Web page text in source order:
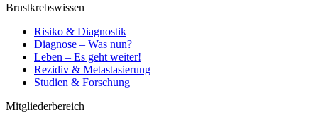
Brustkrebswissen
Risiko & Diagnostik
Diagnose – Was nun?
Leben – Es geht weiter!
Rezidiv & Metastasierung
Studien & Forschung
Mitgliederbereich